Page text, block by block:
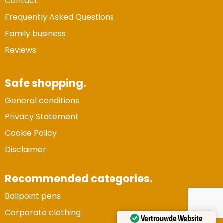
Frequently Asked Questions
Family business
Reviews
Safe shopping.
General conditions
Privacy Statement
Cookie Policy
Disclaimer
Recommended categories.
Ballpoint pens
Corporate clothing
Vertrouwde Website